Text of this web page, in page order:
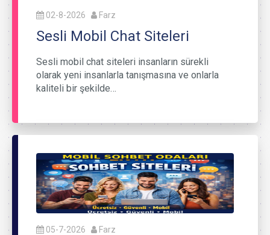
02-8-2026 Farz
Sesli Mobil Chat Siteleri
Sesli mobil chat siteleri insanların sürekli
olarak yeni insanlarla tanışmasına ve onlarla
kaliteli bir şekilde…
05-7-2026 Farz